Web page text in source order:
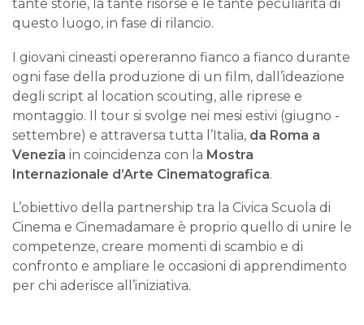
tante storie, la tante risorse e le tante peculiarità di
questo luogo, in fase di rilancio.
I giovani cineasti opereranno fianco a fianco durante
ogni fase della produzione di un film, dall’ideazione
degli script al location scouting, alle riprese e
montaggio. Il tour si svolge nei mesi estivi (giugno -
settembre) e attraversa tutta l’Italia, da Roma a
Venezia in coincidenza con la Mostra
Internazionale d’Arte Cinematografica.
L’obiettivo della partnership tra la Civica Scuola di
Cinema e Cinemadamare è proprio quello di unire le
competenze, creare momenti di scambio e di
confronto e ampliare le occasioni di apprendimento
per chi aderisce all’iniziativa.